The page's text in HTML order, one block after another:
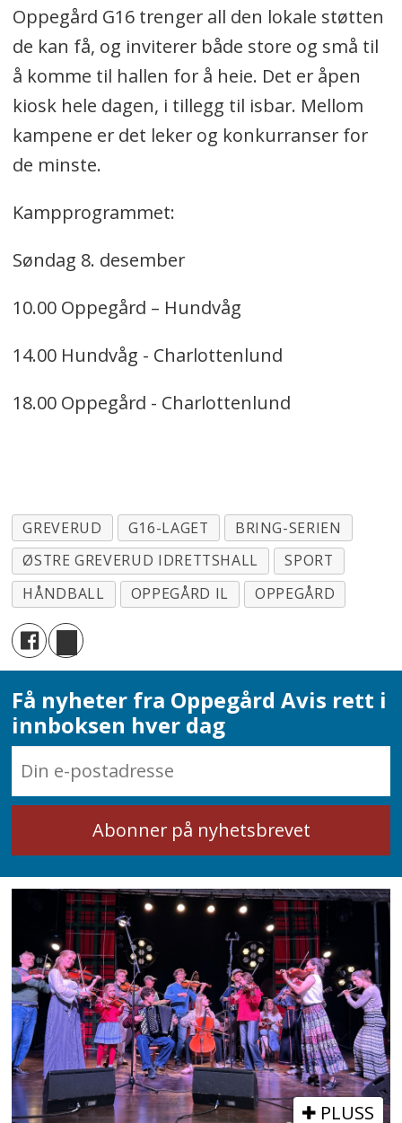
Oppegård G16 trenger all den lokale støtten
de kan få, og inviterer både store og små til
å komme til hallen for å heie. Det er åpen
kiosk hele dagen, i tillegg til isbar. Mellom
kampene er det leker og konkurranser for
de minste.
Kampprogrammet:
Søndag 8. desember
10.00 Oppegård – Hundvåg
14.00 Hundvåg - Charlottenlund
18.00 Oppegård - Charlottenlund
GREVERUD G16-LAGET
BRING-SERIEN
ØSTRE GREVERUD IDRETTSHALL
SPORT
HÅNDBALL
OPPEGÅRD IL OPPEGÅRD
Få nyheter fra Oppegård Avis rett i
innboksen hver dag
PLUSS